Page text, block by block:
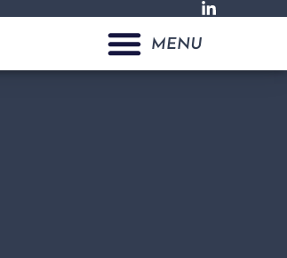
MENU